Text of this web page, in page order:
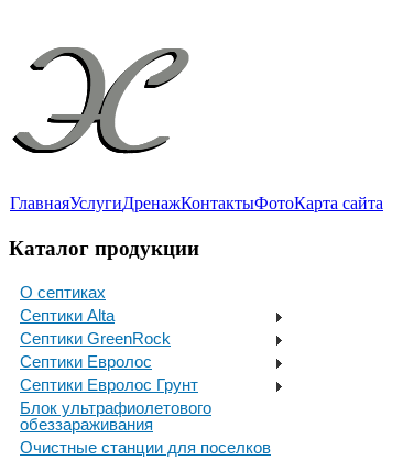
ГлавнаяУслугиДренажКонтактыФотоКарта сайта
Каталог продукции
О септиках
Септики Alta
Септики GreenRock
Септики Евролос
Септики Евролос Грунт
Блок ультрафиолетового
обеззараживания
Очистные станции для поселков